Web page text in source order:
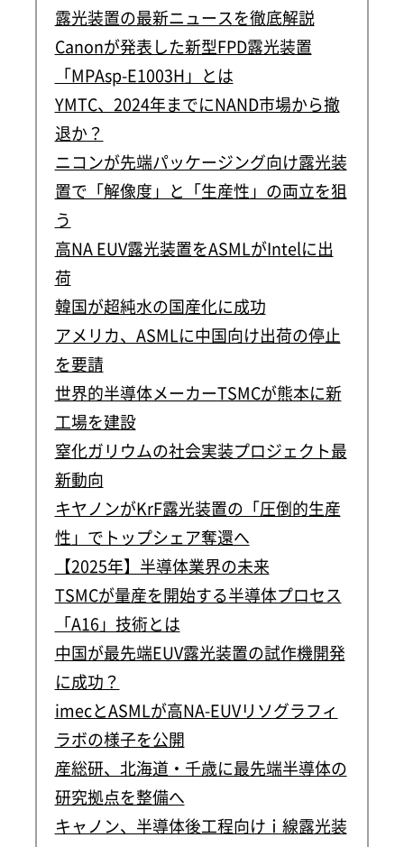
露光装置の最新ニュースを徹底解説
Canonが発表した新型FPD露光装置
「MPAsp-E1003H」とは
YMTC、2024年までにNAND市場から撤
退か？
ニコンが先端パッケージング向け露光装
置で「解像度」と「生産性」の両立を狙
う
高NA EUV露光装置をASMLがIntelに出
荷
韓国が超純水の国産化に成功
アメリカ、ASMLに中国向け出荷の停止
を要請
世界的半導体メーカーTSMCが熊本に新
工場を建設
窒化ガリウムの社会実装プロジェクト最
新動向
キヤノンがKrF露光装置の「圧倒的生産
性」でトップシェア奪還へ
【2025年】半導体業界の未来
TSMCが量産を開始する半導体プロセス
「A16」技術とは
中国が最先端EUV露光装置の試作機開発
に成功？
imecとASMLが高NA-EUVリソグラフィ
ラボの様子を公開
産総研、北海道・千歳に最先端半導体の
研究拠点を整備へ
キャノン、半導体後工程向けｉ線露光装